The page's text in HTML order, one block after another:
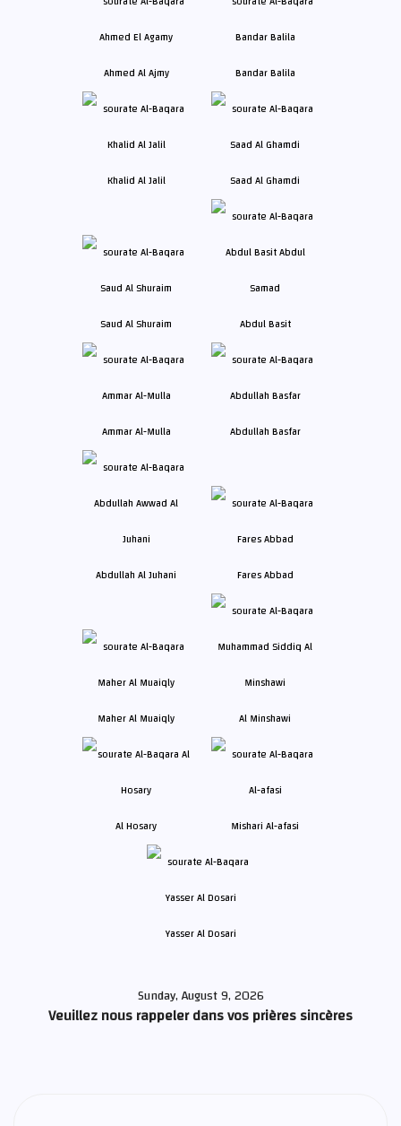
Ahmed Al Ajmy Bandar Balila
Khalid Al Jalil Saad Al Ghamdi
Saud Al Shuraim Abdul Basit
Ammar Al-Mulla Abdullah Basfar
Abdullah Al Juhani Fares Abbad
Maher Al Muaiqly Al Minshawi
Al Hosary Mishari Al-afasi
Yasser Al Dosari
Sunday, August 9, 2026
Veuillez nous rappeler dans vos prières sincères